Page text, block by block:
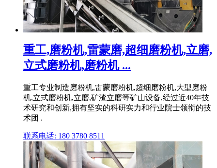
重工,磨粉机,雷蒙磨,超细磨粉机,立磨,
立式磨粉机,磨粉机 ...
重工专业制造磨粉机,雷蒙磨粉机,超细磨粉机,大型磨粉
机,立式磨粉机,立磨,矿渣立磨等矿山设备,经过近40年技
术研究和创新,拥有坚实的科研实力和行业院士领衔的技
术团 .
联系电话: 180 3780 8511